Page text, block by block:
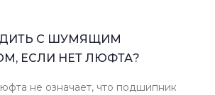
С ШУМЯЩИМ
ЕСЛИ НЕТ ЛЮФТА?
не означает, что подшипник